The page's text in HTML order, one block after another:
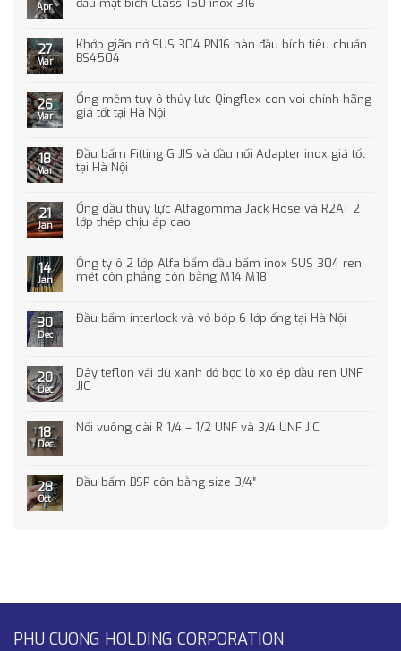
Apr
đầu mặt bích Class 150 inox 316
27
Mar
Khớp giãn nở SUS 304 PN16 hàn đầu bích tiêu chuẩn
BS4504
26
Mar
Ống mềm tuy ô thủy lực Qingflex con voi chính hãng
giá tốt tại Hà Nội
18
Mar
Đầu bấm Fitting G JIS và đầu nối Adapter inox giá tốt
tại Hà Nội
21
Jan
Ống dầu thủy lực Alfagomma Jack Hose và R2AT 2
lớp thép chịu áp cao
14
Jan
Ống ty ô 2 lớp Alfa bấm đầu bấm inox SUS 304 ren
mét côn phẳng côn bằng M14 M18
30
Dec
Đầu bấm interlock và vỏ bóp 6 lớp ống tại Hà Nội
20
Dec
Dây teflon vải dù xanh đỏ bọc lò xo ép đầu ren UNF
JIC
18
Dec
Nối vuông dài R 1/4 – 1/2 UNF và 3/4 UNF JIC
28
Oct
Đầu bấm BSP côn bằng size 3/4″
PHU CUONG HOLDING CORPORATION